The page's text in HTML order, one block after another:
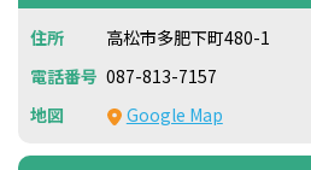
高松市多肥下町480-1
087-813-7157
Google Map